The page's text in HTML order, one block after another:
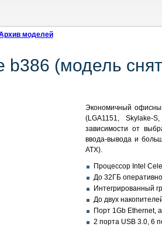
моделей
b386 (модель
Экономичный
(LGA1151, Skylake-
зависимости от
ввода-вывода и
ATX).
Процессор Intel
До 32ГБ
Интегрированный
До двух
Порт 1Gb Ethernet,
2 порта USB 3.0, 6